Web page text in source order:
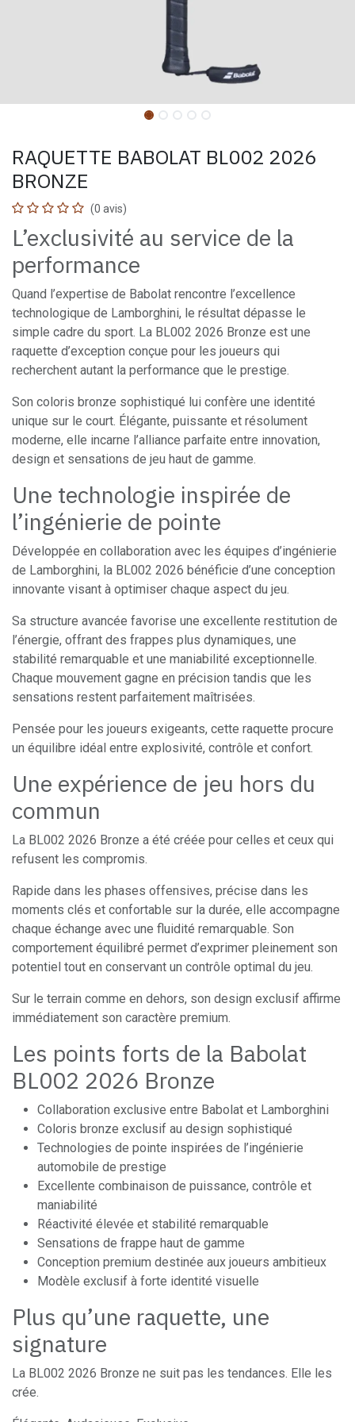
RAQUETTE BABOLAT BL002 2026
BRONZE
(0 avis)
L’exclusivité au service de la
performance
Quand l’expertise de Babolat rencontre l’excellence
technologique de Lamborghini, le résultat dépasse le
simple cadre du sport. La BL002 2026 Bronze est une
raquette d’exception conçue pour les joueurs qui
recherchent autant la performance que le prestige.
Son coloris bronze sophistiqué lui confère une identité
unique sur le court. Élégante, puissante et résolument
moderne, elle incarne l’alliance parfaite entre innovation,
design et sensations de jeu haut de gamme.
Une technologie inspirée de
l’ingénierie de pointe
Développée en collaboration avec les équipes d’ingénierie
de Lamborghini, la BL002 2026 bénéficie d’une conception
innovante visant à optimiser chaque aspect du jeu.
Sa structure avancée favorise une excellente restitution de
l’énergie, offrant des frappes plus dynamiques, une
stabilité remarquable et une maniabilité exceptionnelle.
Chaque mouvement gagne en précision tandis que les
sensations restent parfaitement maîtrisées.
Pensée pour les joueurs exigeants, cette raquette procure
un équilibre idéal entre explosivité, contrôle et confort.
Une expérience de jeu hors du
commun
La BL002 2026 Bronze a été créée pour celles et ceux qui
refusent les compromis.
Rapide dans les phases offensives, précise dans les
moments clés et confortable sur la durée, elle accompagne
chaque échange avec une fluidité remarquable. Son
comportement équilibré permet d’exprimer pleinement son
potentiel tout en conservant un contrôle optimal du jeu.
Sur le terrain comme en dehors, son design exclusif affirme
immédiatement son caractère premium.
Les points forts de la Babolat
BL002 2026 Bronze
Collaboration exclusive entre Babolat et Lamborghini
Coloris bronze exclusif au design sophistiqué
Technologies de pointe inspirées de l’ingénierie
automobile de prestige
Excellente combinaison de puissance, contrôle et
maniabilité
Réactivité élevée et stabilité remarquable
Sensations de frappe haut de gamme
Conception premium destinée aux joueurs ambitieux
Modèle exclusif à forte identité visuelle
Plus qu’une raquette, une
signature
La BL002 2026 Bronze ne suit pas les tendances. Elle les
crée.